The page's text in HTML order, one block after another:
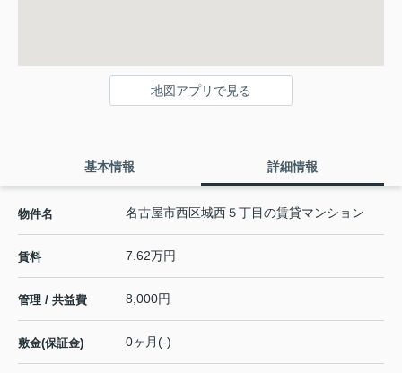
地図アプリで見る
基本情報 詳細情報
物件名 名古屋市西区城西５丁目の賃貸マンション
賃料 7.62万円
管理 / 共益費 8,000円
敷金(保証金) 0ヶ月(-)